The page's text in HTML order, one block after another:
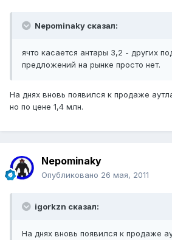
Nepominaky сказал:
ячто касается антары 3,2 - других
предложений на рынке просто нет.
На днях вновь появился к продаже
но по цене 1,4 млн.
Nepominaky
Опубликовано 26 мая, 2011
igorkzn сказал:
На днях вновь появился к продаже